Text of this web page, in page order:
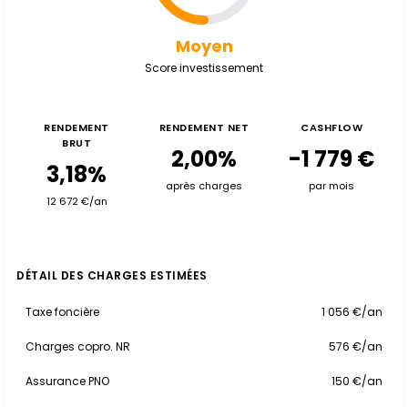
Moyen
Score investissement
RENDEMENT
BRUT
3,18%
12 672 €/an
RENDEMENT NET
2,00%
après charges
CASHFLOW
-1 779 €
par mois
DÉTAIL DES CHARGES ESTIMÉES
Taxe foncière 1 056 €/an
Charges copro. NR 576 €/an
Assurance PNO 150 €/an